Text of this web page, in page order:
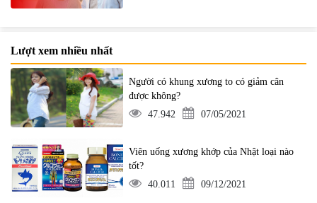
Lượt xem nhiều nhất
Người có khung xương to có giảm cân
được không?
47.942
07/05/2021
Viên uống xương khớp của Nhật loại nào
tốt?
40.011
09/12/2021